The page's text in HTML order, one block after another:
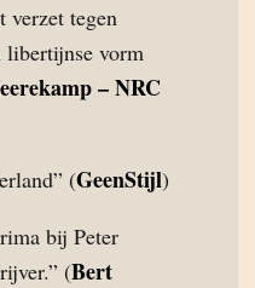
verzet tegen
vorm
– NRC
(GeenStijl)
bij Peter
(Bert